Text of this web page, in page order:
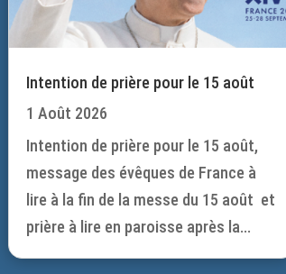
Intention de prière pour le 15 août
1 Août 2026
Intention de prière pour le 15 août,
message des évêques de France à
lire à la fin de la messe du 15 août et
prière à lire en paroisse après la...